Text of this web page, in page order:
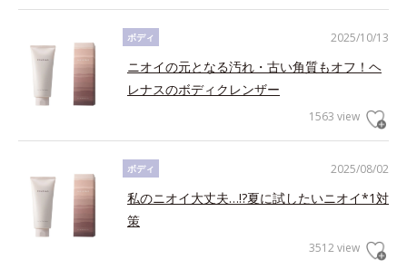
2025/10/13
ボディ
ニオイの元となる汚れ・古い角質もオフ！ヘ
レナスのボディクレンザー
1563 view
2025/08/02
ボディ
私のニオイ大丈夫…!?夏に試したいニオイ*1対
策
3512 view